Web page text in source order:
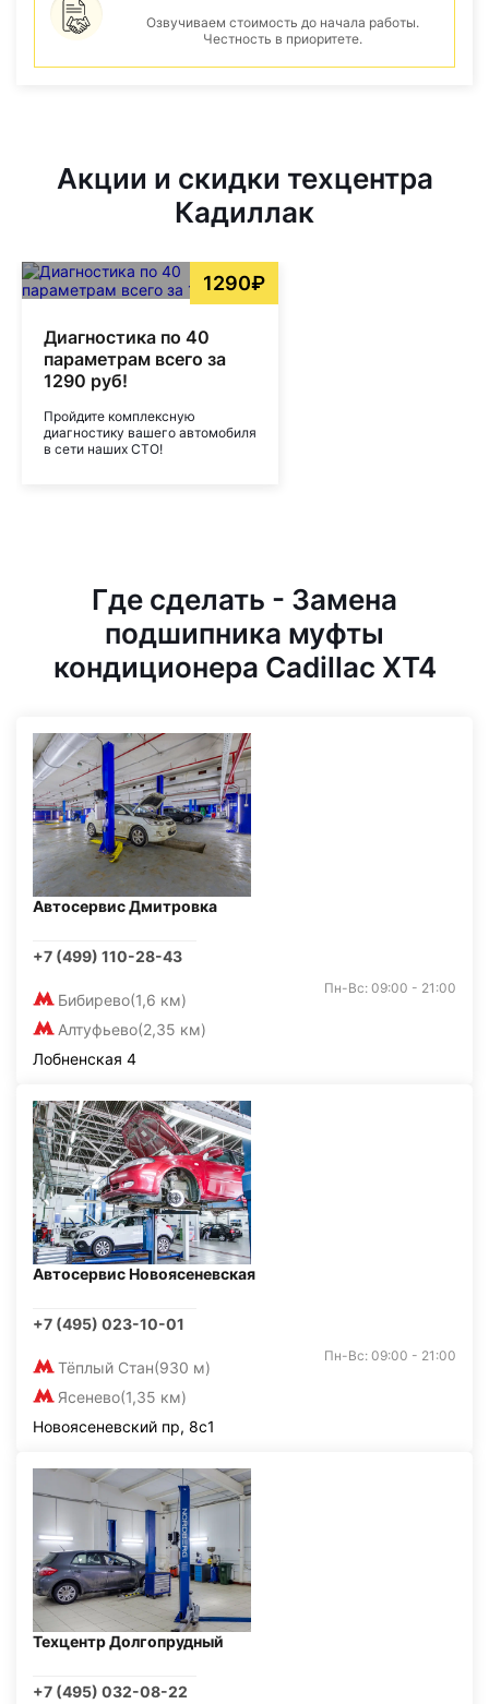
Озвучиваем стоимость до начала работы.
Честность в приоритете.
Акции и скидки техцентра
Кадиллак
1290₽
Диагностика по 40
параметрам всего за
1290 руб!
Пройдите комплексную
диагностику вашего автомобиля
в сети наших СТО!
Где сделать - Замена
подшипника муфты
кондиционера Cadillac XT4
Автосервис Дмитровка
+7 (499) 110-28-43
Бибирево(1,6 км)
Алтуфьево(2,35 км)
Пн-Вс: 09:00 - 21:00
Лобненская 4
Автосервис Новоясеневская
+7 (495) 023-10-01
Тёплый Стан(930 м)
Ясенево(1,35 км)
Пн-Вс: 09:00 - 21:00
Новоясеневский пр, 8с1
Техцентр Долгопрудный
+7 (495) 032-08-22